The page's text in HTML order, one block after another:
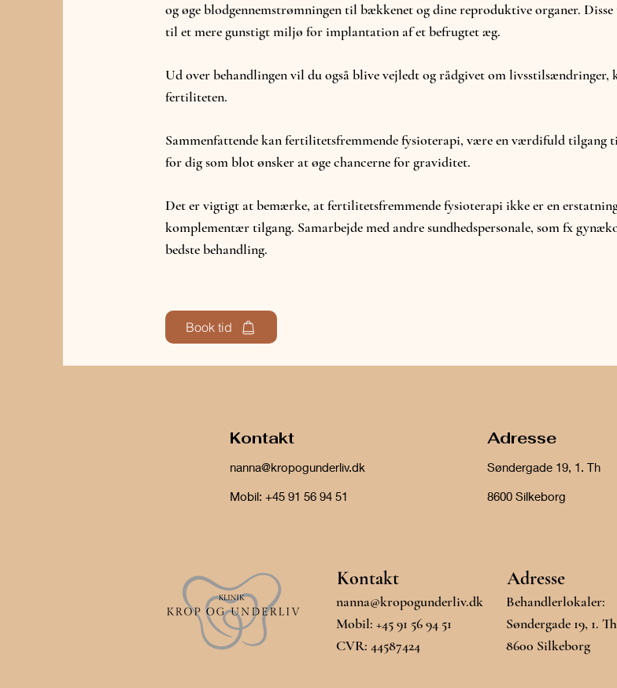
og øge blodgennemstrømningen til bækkenet og dine reproduktive organer.
til et mere gunstigt miljø for implantation af et befrugtet æg.
Ud over behandlingen vil du også blive vejledt og rådgivet om
fertiliteten.
Sammenfattende kan fertilitetsfremmende fysioterapi, være en værdifuld
for dig som blot ønsker at øge chancerne for graviditet.
Det er vigtigt at bemærke, at fertilitetsfremmende fysioterapi ikke er en
komplementær tilgang. Samarbejde med andre sundhedspersonale, som fx
bedste behandling.
Book tid
Kontakt
nanna@kropogunderliv.dk
Mobil: +45 91 56 94 51
Adresse
Søndergade 19, 1. Th
8600 Silkeborg
Kontakt
nanna@kropogunderliv.dk
Mobil: +45 91 56 94 51
CVR: 44587424
Adresse
Behandlerlokaler:
Søndergade 19, 1. Th
8600 Silkeborg